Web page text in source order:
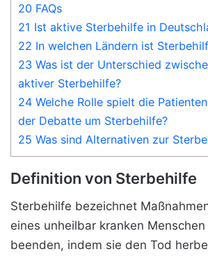
20 FAQs
21 Ist aktive Sterbehilfe in
22 In welchen Ländern ist
23 Was ist der Unterschied
aktiver Sterbehilfe?
24 Welche Rolle spielt die
der Debatte um Sterbehilfe?
25 Was sind Alternativen zur
Definition von Sterbehilfe
Sterbehilfe bezeichnet
eines unheilbar kranken
beenden, indem sie den Tod